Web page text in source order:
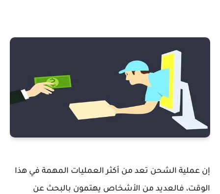
إن عملية الشحن تعد من أكثر العمليات المهمة في هذا
الوقت، فالعديد من الأشخاص يهتمون بالبحث عن